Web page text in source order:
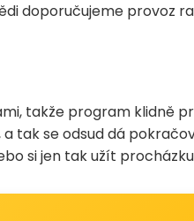
doporučujeme provoz
takže program klidně
tak se odsud dá
si jen tak užít